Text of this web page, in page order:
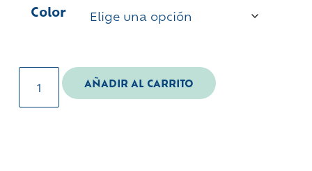
Color
AÑADIR AL CARRITO